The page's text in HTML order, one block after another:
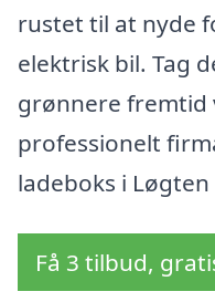
rustet til at nyde
elektrisk bil. Tag
grønnere fremtid
professionelt
ladeboks i Løgten
Få 3 tilbud,